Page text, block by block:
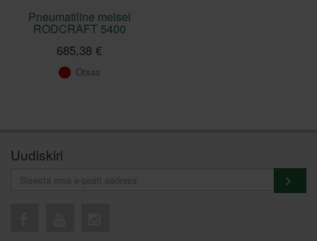
Pneumatiline meisel
RODCRAFT 5400
685,38 €
Otsas
Uudiskiri